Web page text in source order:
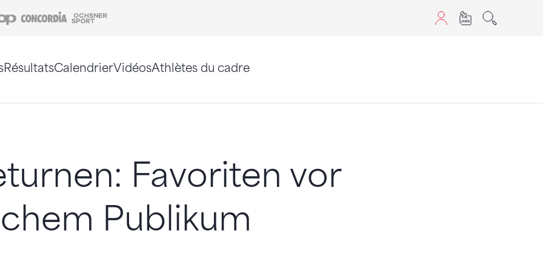
Coop Concordia
RésultatsCalendrierVidéosAthlètes du cadre
Favoriten vor
Publikum